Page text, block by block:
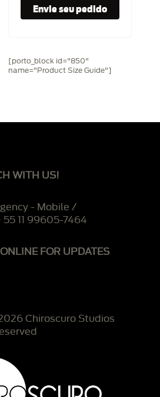
[porto_block id="850"
name="Product Size Guide"]
WITH US!
- Mobile /
11 99605-7464
FOR UPDATES
Chiroscuro Studios